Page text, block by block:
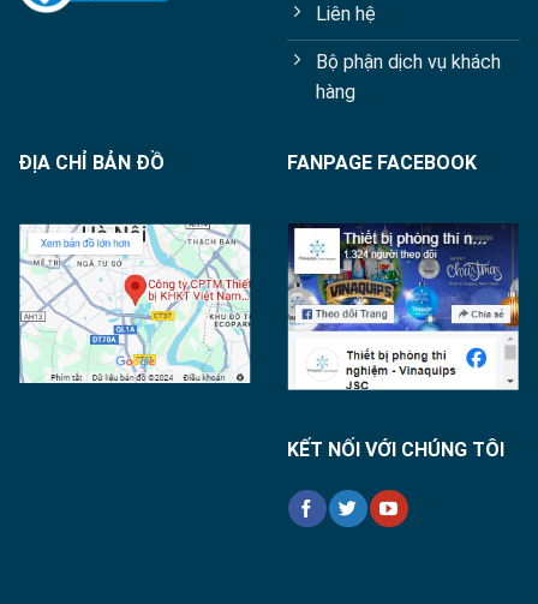
Liên hệ
Bộ phận dịch vụ khách
hàng
ĐỊA CHỈ BẢN ĐỒ FANPAGE FACEBOOK
KẾT NỐI VỚI CHÚNG TÔI